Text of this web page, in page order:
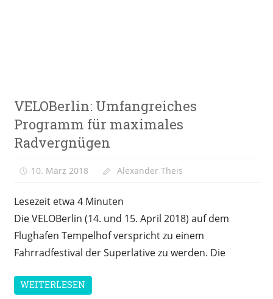
Veranstaltungen
VELOBerlin: Umfangreiches
Programm für maximales
Radvergnügen
10. März 2018 Alexander Theis
Lesezeit etwa 4 Minuten
Die VELOBerlin (14. und 15. April 2018) auf dem
Flughafen Tempelhof verspricht zu einem
Fahrradfestival der Superlative zu werden. Die
WEITERLESEN